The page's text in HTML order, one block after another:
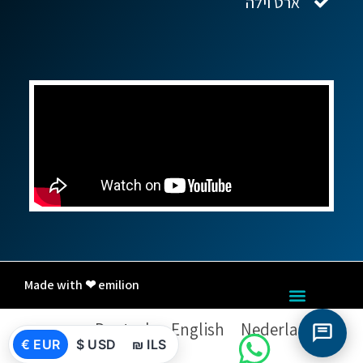
Made with ❤ emilion
Nederlands
English
Deutsch עברית
€ EUR $ USD ₪ ILS